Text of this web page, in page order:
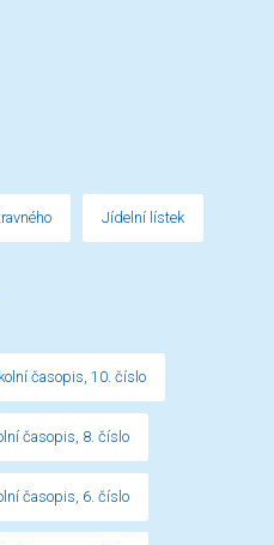
Jídelní lístek
časopis, 10. číslo
časopis, 8. číslo
časopis, 6. číslo